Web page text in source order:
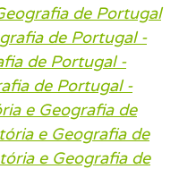
de Portugal
de Portugal -
de Portugal -
de Portugal -
e Geografia de
e Geografia de
e Geografia de